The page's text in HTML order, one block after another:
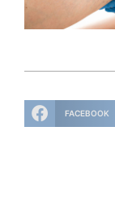
FACEBOOK